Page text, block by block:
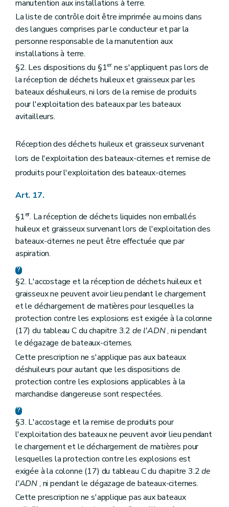
manutention aux installations à terre.
La liste de contrôle doit être imprimée au moins dans
des langues comprises par le conducteur et par la
personne responsable de la manutention aux
installations à terre.
§2. Les dispositions du §1erne s'appliquent pas lors de
la réception de déchets huileux et graisseux par les
bateaux déshuileurs, ni lors de la remise de produits
pour l'exploitation des bateaux par les bateaux
avitailleurs.
Réception des déchets huileux et graisseux survenant
lors de l'exploitation des bateaux-citernes et remise de
produits pour l'exploitation des bateaux-citernes
Art. 17.
§1er. La réception de déchets liquides non emballés
huileux et graisseux survenant lors de l'exploitation des
bateaux-citernes ne peut être effectuée que par
aspiration.
§2. L'accostage et la réception de déchets huileux et
graisseux ne peuvent avoir lieu pendant le chargement
et le déchargement de matières pour lesquelles la
protection contre les explosions est exigée à la colonne
(17) du tableau C du chapitre 3.2 de l'ADN, ni pendant
le dégazage de bateaux-citernes.
Cette prescription ne s'applique pas aux bateaux
déshuileurs pour autant que les dispositions de
protection contre les explosions applicables à la
marchandise dangereuse sont respectées.
§3. L'accostage et la remise de produits pour
l'exploitation des bateaux ne peuvent avoir lieu pendant
le chargement et le déchargement de matières pour
lesquelles la protection contre les explosions est
exigée à la colonne (17) du tableau C du chapitre 3.2de
l'ADN, ni pendant le dégazage de bateaux-citernes.
Cette prescription ne s'applique pas aux bateaux